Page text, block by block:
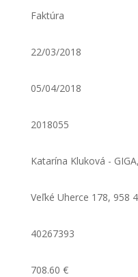
Faktúra
22/03/2018
05/04/2018
2018055
Katarína Kluková -
Veľké Uherce 178, 958
40267393
708.60 €